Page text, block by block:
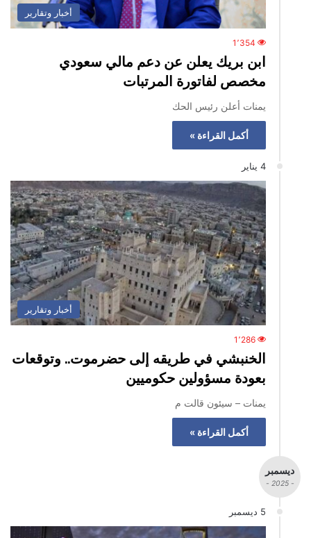
أخبار وتقارير
1٬354
ابن بريك يعلن عن دعم مالي سعودي
مخصص لفاتورة المرتبات
يمنات أعلن رئيس الحك
أكمل القراءة »
4 يناير
أخبار وتقارير
1٬286
الخنبشي في طريقه إلى حضرموت.. وتوقعات
بعودة مسؤولين حكوميين
يمنات – سيئون قالت م
أكمل القراءة »
ديسمبر
- 2025 -
5 ديسمبر